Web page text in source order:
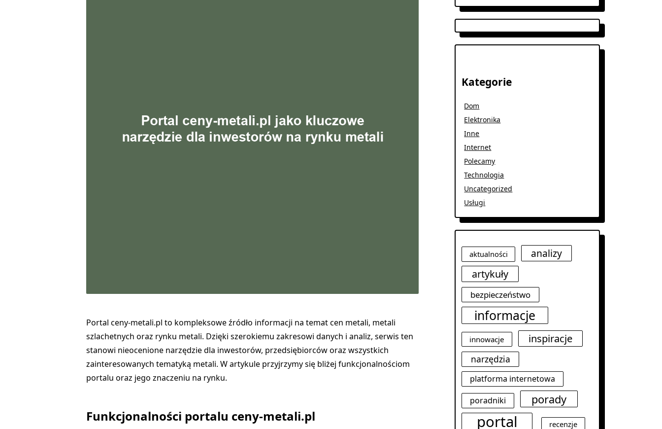
Portal ceny-metali.pl to kompleksowe źródło informacji na temat cen metali, metali
szlachetnych oraz rynku metali. Dzięki szerokiemu zakresowi danych i analiz, serwis ten
stanowi nieocenione narzędzie dla inwestorów, przedsiębiorców oraz wszystkich
zainteresowanych tematyką metali. W artykule przyjrzymy się bliżej funkcjonalnościom
portalu oraz jego znaczeniu na rynku.
Funkcjonalności portalu ceny-metali.pl
Kategorie
Dom
Elektronika
Inne
Internet
Polecamy
Technologia
Uncategorized
Usługi
aktualności
analizy
artykuły
bezpieczeństwo
informacje
innowacje inspiracje
narzędzia
platforma internetowa
poradniki
porady
portal recenzje